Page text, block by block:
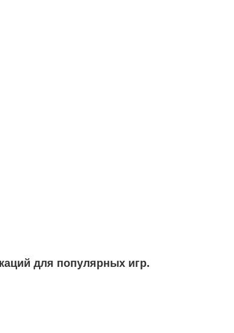
для популярных игр.